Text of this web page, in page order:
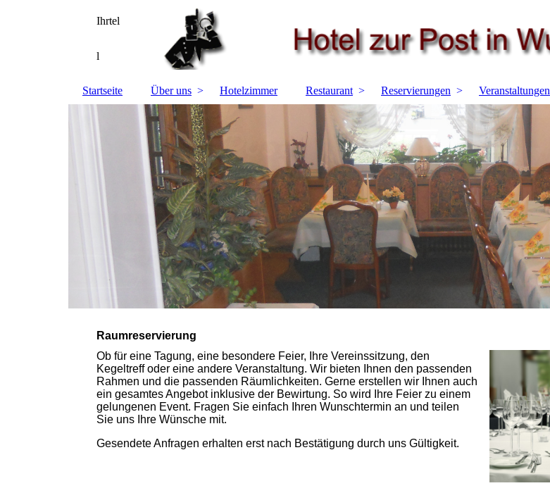
Ihrtel
l
Startseite Über uns Hotelzimmer Restaurant Reservierungen Veranstaltungen
Raumreservierung
Ob für eine Tagung, eine besondere Feier, Ihre Vereinssitzung, den
Kegeltreff oder eine andere Veranstaltung. Wir bieten Ihnen den passenden
Rahmen und die passenden Räumlichkeiten. Gerne erstellen wir Ihnen auch
ein gesamtes Angebot inklusive der Bewirtung. So wird Ihre Feier zu einem
gelungenen Event. Fragen Sie einfach Ihren Wunschtermin an und teilen
Sie uns Ihre Wünsche mit.
Gesendete Anfragen erhalten erst nach Bestätigung durch uns Gültigkeit.